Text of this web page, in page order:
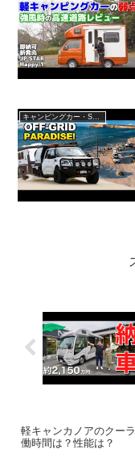
軽キャンカノアのクー
働時間は？性能は？